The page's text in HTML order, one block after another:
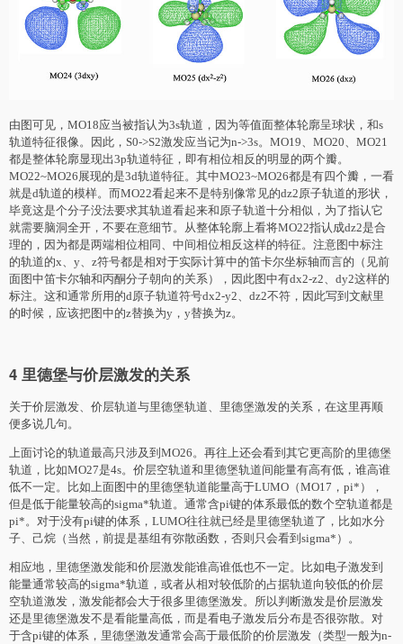
由图可见，MO18应当被指认为3s轨道，因为等值面整体轮廓呈球状，和s
轨道特征很像。因此，S0->S2激发应当记为n->3s。MO19、MO20、MO21
都是整体轮廓显现出3p轨道特征，即有相位相反的明显的两个瓣。
MO22~MO26展现的是3d轨道特征。其中MO23~MO26都是有四个瓣，一看
就是d轨道的模样。而MO22看起来不是特别像常见的dz2原子轨道的形状，
毕竟这是个分子没法要求其轨道看起来和原子轨道十分相似，为了指认它
就需要脑洞全开，不要在意细节。从整体轮廓上看将MO22指认成dz2是合
理的，因为都是两端相位相同、中间相位相反这样的特征。注意图中标注
的轨道的x、y、z符号都是相对于实际计算中的笛卡尔坐标轴而言的（见前
面图中笛卡尔轴和丙酮分子朝向的关系），因此图中有dx2-z2、dy2这样的
标注。这和通常所用的d原子轨道符号dx2-y2、dz2不符，因此写到文献里
的时候，应该把图中的z替换为y，y替换为z。
4 里德堡与价层激发的关系
关于价层激发、价层轨道与里德堡轨道、里德堡激发的关系，在这里再顺
便多说几句。
上面讨论的轨道最高只涉及到MO26。再往上还会看到其它更高阶的里德堡
轨道，比如MO27是4s。价层空轨道和里德堡轨道间能量有高有低，谁高谁
低不一定。比如上面图中的里德堡轨道能量高于LUMO（MO17，pi*），
但是低于能量较高的sigma*轨道。通常含pi键的体系最低的数个空轨道都是
pi*。对于没有pi键的体系，LUMO往往就已经是里德堡轨道了，比如水分
子、己烷（当然，前提是基组有弥散函数，否则只会看到sigma*）。
相应地，里德堡激发能和价层激发能谁高谁低也不一定。比如电子激发到
能量通常较高的sigma*轨道，或者从相对较低阶的占据轨道向较低的价层
空轨道激发，激发能都会大于很多里德堡激发。所以判断激发是价层激发
还是里德堡激发不是看能量高低，而是看电子激发后分布是否很弥散。对
于含pi键的体系，里德堡激发通常会高于最低阶的价层激发（类型一般为n-